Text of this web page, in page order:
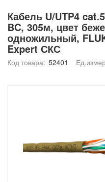
Кабель U/UTP4
BC, 305м, цвет
одножильный,
Expert СКС
Код товара: 52401